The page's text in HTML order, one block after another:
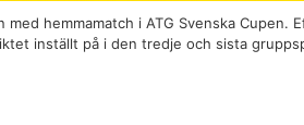
med hemmamatch i ATG Svenska Cupen.
inställt på i den tredje och sista